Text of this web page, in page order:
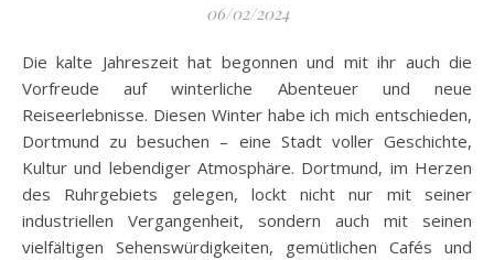
06/02/2024
Die kalte Jahreszeit hat begonnen und mit ihr auch die
Vorfreude auf winterliche Abenteuer und neue
Reiseerlebnisse. Diesen Winter habe ich mich entschieden,
Dortmund zu besuchen – eine Stadt voller Geschichte,
Kultur und lebendiger Atmosphäre. Dortmund, im Herzen
des Ruhrgebiets gelegen, lockt nicht nur mit seiner
industriellen Vergangenheit, sondern auch mit seinen
vielfältigen Sehenswürdigkeiten, gemütlichen Cafés und